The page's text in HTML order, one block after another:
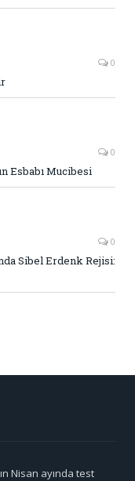
0
0
Esbabı Mucibesi
0
Sibel Erdenk Rejisi:
Nisan ayında test